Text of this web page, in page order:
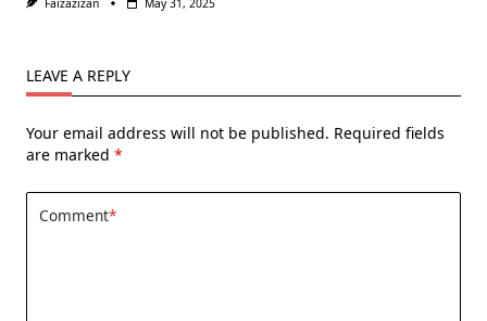
LEAVE A REPLY
Your email address will not be published. Required fields
are marked *
Comment*